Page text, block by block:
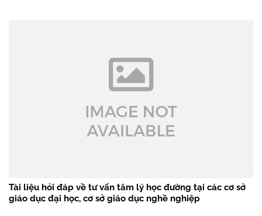
Tài liệu hỏi đáp về tư vấn tâm lý học đường tại các cơ sở
giáo dục đại học, cơ sở giáo dục nghề nghiệp